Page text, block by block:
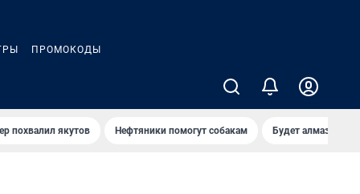
ПРОМОКОДЫ
похвалил якутов Нефтяники помогут собакам Будет алмазный